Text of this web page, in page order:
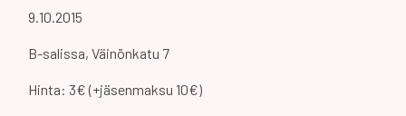
9.10.2015
B-salissa, Väinönkatu 7
Hinta: 3€ (+jäsenmaksu 10€)